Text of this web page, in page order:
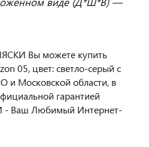
Вы можете купить
05, цвет: светло-серый с
и Московской области, в
гарантией
- Ваш Любимый Интернет-